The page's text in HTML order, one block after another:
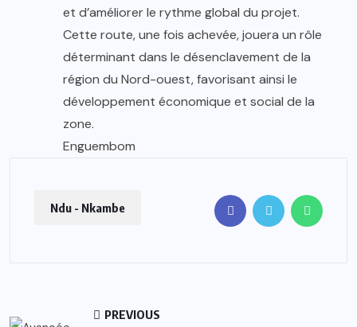
et d’améliorer le rythme global du projet.
Cette route, une fois achevée, jouera un rôle
déterminant dans le désenclavement de la
région du Nord-ouest, favorisant ainsi le
développement économique et social de la
zone.
Enguembom
Ndu - Nkambe
PREVIOUS